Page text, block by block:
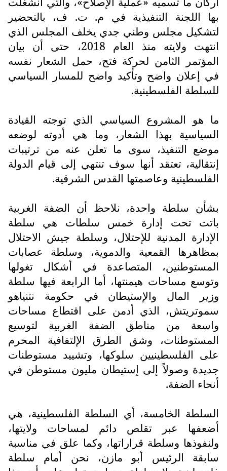
بها اللجنة التنفيذية في م. ت. ف، بالتحضير
لتشكيل مجلس وطني جدي يخلف المجلس الذي
انتهت ولايته منذ العام 2018، حتى أن بيان
المؤتمر الثامن لحركة فتح، حمل الشعار نفسه
في إعلان واضح وتأكيد واضح للمسار السياسي
للسلطة الفلسطينية.
ما هو المشروع السياسي الذي توجته القيادة
السياسية بهذا الشعار، وما هي أدوته لوضعه
موضع التنفيذ، سوى ما تعلن عنه من ترتيبات
إنتقالية، تعتقد أنها سوف تنتهي إلى قيام الدولة
الفلسطينية وعاصمتها القدس الشرقية.
بشأن سلطة واحدة، نلاحظ أن الضفة الغربية
باتت تحت إدارة خمس سلطات هي سلطة
الإدارة المدنية للإحتلال، وسلطة جيش الاحتلال
بمظاهرها القمعية والدموية، وسلطة عصابات
المستوطنين، المتصاعدة في أشكال تغولها
وتوسع مساحات هيمنتها، أما الرابعة فيها سلطة
وزير المال والإستيطان في حكومة نتنياهو
سموتريتش، الذي أدمن على اقتطاع مساحات
واسعة من مناطق الضفة الغربية لتوسيع
المستوطنات، وشق الطرق الإلتفافية المحرم
على الفلسطينيين سلوكها، وتشييد مستوطنات
جديدة وصولاً إلى إستيطان مليون مستوطن في
أنحاء الضفة.
السلطة الخامسة، أي السلطة الفلسطينية، هي
أضعفها عبر تقلص دائم لمساحات ولايتها،
ولنفوذها وسلطة قراراتها، وكما علق في مناسبة
سابقة الرئيس أبو مازن، نحن أمام سلطة